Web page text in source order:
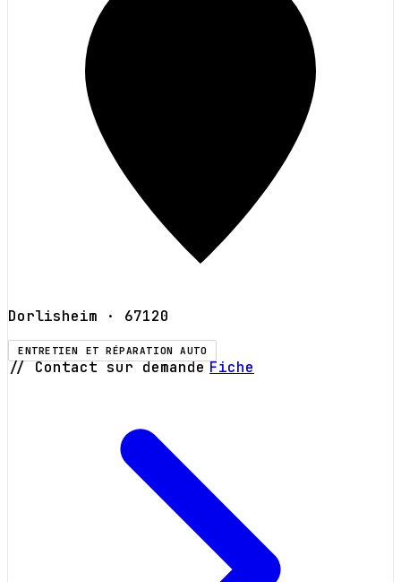
Dorlisheim · 67120
ENTRETIEN ET RÉPARATION AUTO
// Contact sur demande Fiche